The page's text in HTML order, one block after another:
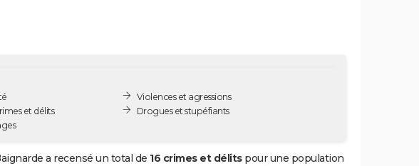
et délits
Violences et agressions
Drogues et stupéfiants
a recensé un total de 16 crimes et délitspour une population